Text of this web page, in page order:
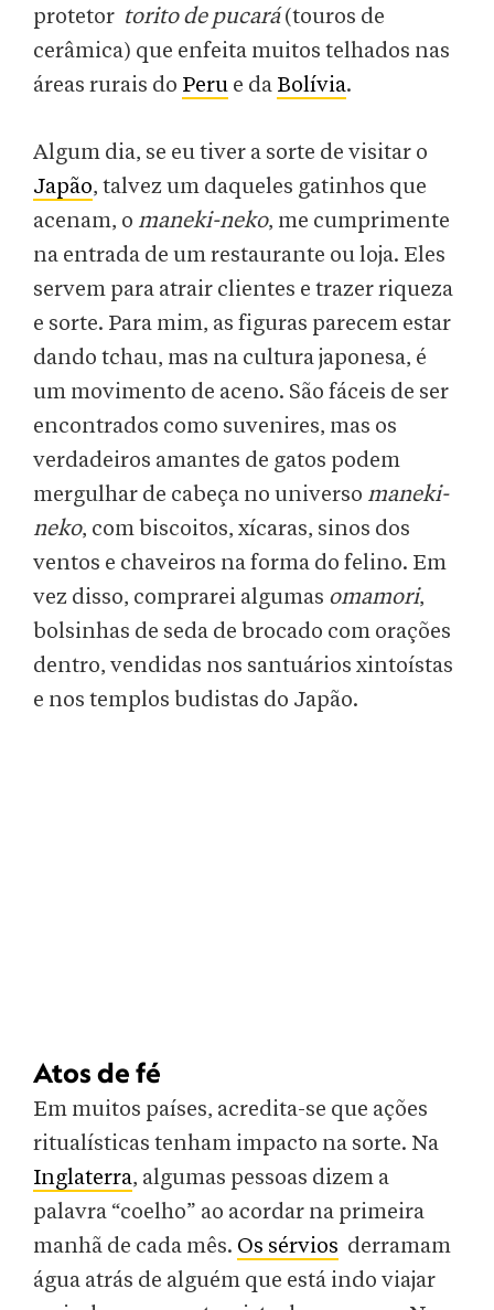
protetor torito de pucará (touros de
cerâmica) que enfeita muitos telhados nas
áreas rurais do Peru e da Bolívia.
Algum dia, se eu tiver a sorte de visitar o
Japão, talvez um daqueles gatinhos que
acenam, o maneki-neko, me cumprimente
na entrada de um restaurante ou loja. Eles
servem para atrair clientes e trazer riqueza
e sorte. Para mim, as figuras parecem estar
dando tchau, mas na cultura japonesa, é
um movimento de aceno. São fáceis de ser
encontrados como suvenires, mas os
verdadeiros amantes de gatos podem
mergulhar de cabeça no universo maneki-
neko, com biscoitos, xícaras, sinos dos
ventos e chaveiros na forma do felino. Em
vez disso, comprarei algumas omamori,
bolsinhas de seda de brocado com orações
dentro, vendidas nos santuários xintoístas
e nos templos budistas do Japão.
Atos de fé
Em muitos países, acredita-se que ações
ritualísticas tenham impacto na sorte. Na
Inglaterra, algumas pessoas dizem a
palavra “coelho” ao acordar na primeira
manhã de cada mês. Os sérvios derramam
água atrás de alguém que está indo viajar